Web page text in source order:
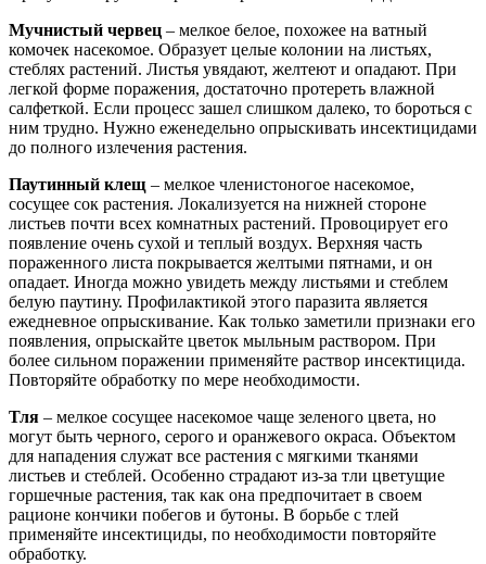
Мучнистый червец – мелкое белое, похожее на ватный
комочек насекомое. Образует целые колонии на листьях,
стеблях растений. Листья увядают, желтеют и опадают. При
легкой форме поражения, достаточно протереть влажной
салфеткой. Если процесс зашел слишком далеко, то бороться с
ним трудно. Нужно еженедельно опрыскивать инсектицидами
до полного излечения растения.
Паутинный клещ – мелкое членистоногое насекомое,
сосущее сок растения. Локализуется на нижней стороне
листьев почти всех комнатных растений. Провоцирует его
появление очень сухой и теплый воздух. Верхняя часть
пораженного листа покрывается желтыми пятнами, и он
опадает. Иногда можно увидеть между листьями и стеблем
белую паутину. Профилактикой этого паразита является
ежедневное опрыскивание. Как только заметили признаки его
появления, опрыскайте цветок мыльным раствором. При
более сильном поражении применяйте раствор инсектицида.
Повторяйте обработку по мере необходимости.
Тля – мелкое сосущее насекомое чаще зеленого цвета, но
могут быть черного, серого и оранжевого окраса. Объектом
для нападения служат все растения с мягкими тканями
листьев и стеблей. Особенно страдают из-за тли цветущие
горшечные растения, так как она предпочитает в своем
рационе кончики побегов и бутоны. В борьбе с тлей
применяйте инсектициды, по необходимости повторяйте
обработку.